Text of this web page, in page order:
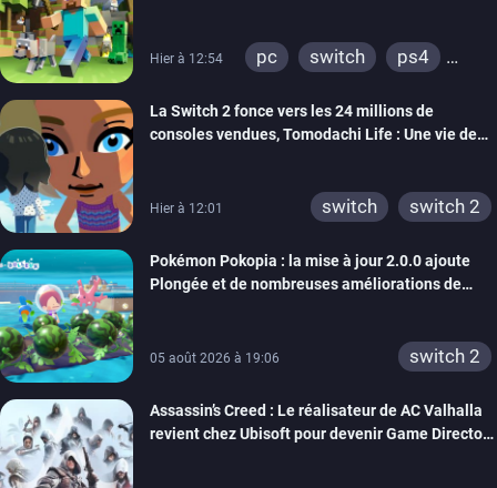
Hier à 12:54 pc switch
ps4
wiiu
3ds
ps3
xbox 360
switch 2
La Switch 2 fonce vers les 24 millions de
consoles vendues, Tomodachi Life : Une vie de
Hier à 12:01 switch switch 2
Pokémon Pokopia : la mise à jour 2.0.0 ajoute
Plongée et de nombreuses améliorations de
05 août 2026 à 19:06 switch 2
Assassin’s Creed : Le réalisateur de AC Valhalla
revient chez Ubisoft pour devenir Game Director